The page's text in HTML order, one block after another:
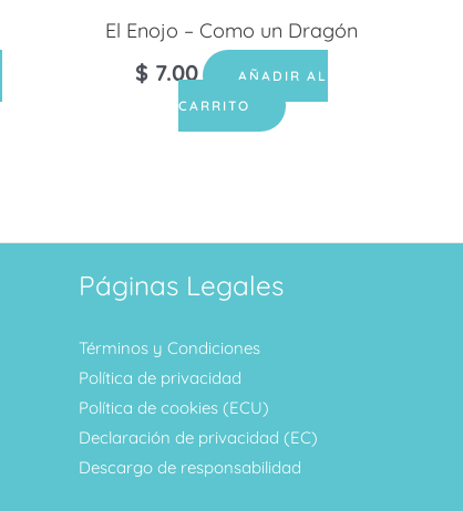
El Enojo – Como un Dragón
$ 7.00
AÑADIR AL
CARRITO
Páginas Legales
Términos y Condiciones
Política de privacidad
Política de cookies (ECU)
Declaración de privacidad (EC)
Descargo de responsabilidad